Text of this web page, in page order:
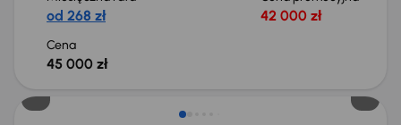
od 268 zł 42 000 zł
Cena
45 000 zł